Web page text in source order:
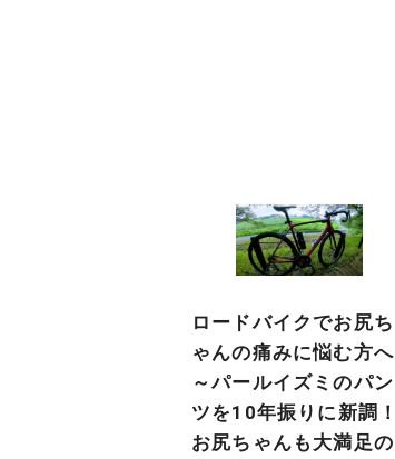
ロードバイクでお尻ち
ゃんの痛みに悩む方へ
～パールイズミのパン
ツを10年振りに新調！
お尻ちゃんも大満足の